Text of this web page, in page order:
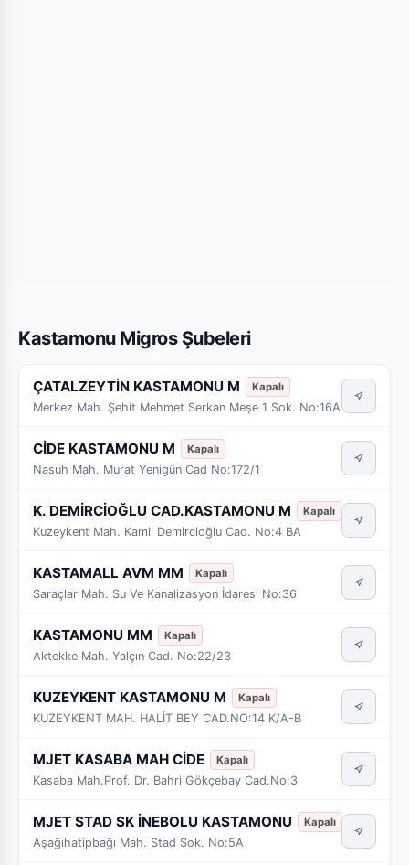
Kastamonu Migros Şubeleri
ÇATALZEYTİN KASTAMONU M Kapalı
Merkez Mah. Şehit Mehmet Serkan Meşe 1 Sok. No:16A
CİDE KASTAMONU M Kapalı
Nasuh Mah. Murat Yenigün Cad No:172/1
K. DEMİRCİOĞLU CAD.KASTAMONU M Kapalı
Kuzeykent Mah. Kamil Demircioğlu Cad. No:4 BA
KASTAMALL AVM MM Kapalı
Saraçlar Mah. Su Ve Kanalizasyon İdaresi No:36
KASTAMONU MM Kapalı
Aktekke Mah. Yalçın Cad. No:22/23
KUZEYKENT KASTAMONU M Kapalı
KUZEYKENT MAH. HALİT BEY CAD.NO:14 K/A-B
MJET KASABA MAH CİDE Kapalı
Kasaba Mah.Prof. Dr. Bahri Gökçebay Cad.No:3
MJET STAD SK İNEBOLU KASTAMONU Kapalı
Aşağıhatipbağı Mah. Stad Sok. No:5A